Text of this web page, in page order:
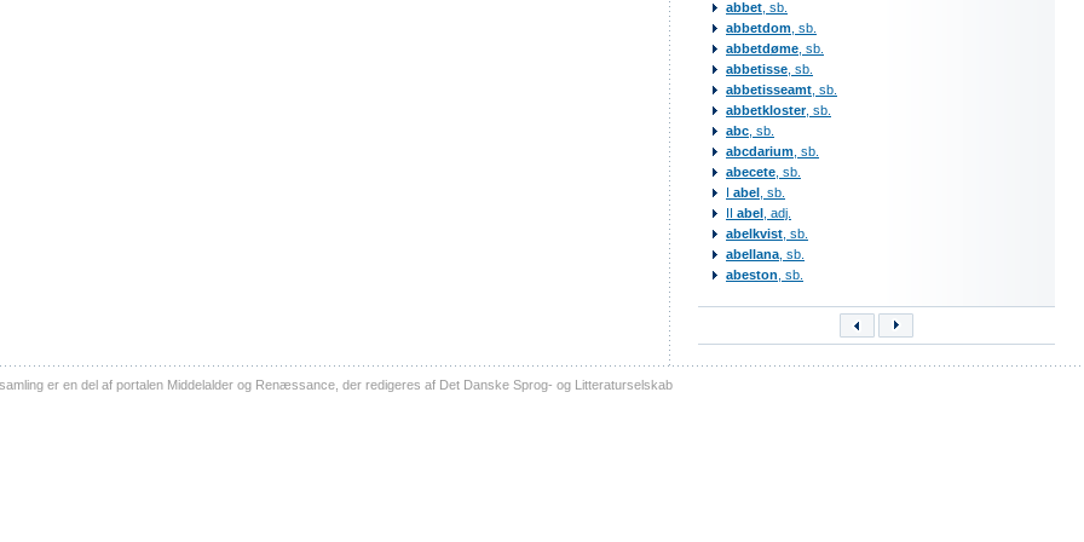
abbet , sb.
abbetdom , sb.
abbetdøme , sb.
abbetisse , sb.
abbetisseamt , sb.
abbetkloster, sb.
abc , sb.
abcdarium , sb.
abecete , sb.
I abel , sb.
II abel , adj.
abelkvist , sb.
abellana , sb.
abeston , sb.
er en del af portalen Middelalder og Renæssance, der redigeres af Det Danske Sprog- og Litteraturselskab